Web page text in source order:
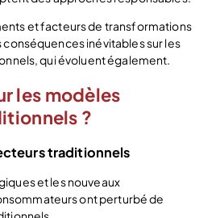
et facteurs de transformations
inévitables sur les
qui évoluent également.
les modèles
?
traditionnels
et les nouveaux
ont perturbé de